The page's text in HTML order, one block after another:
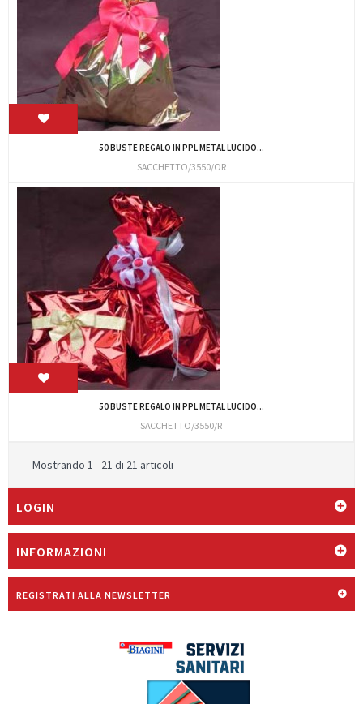
50 BUSTE REGALO IN PPL METAL LUCIDO...
SACCHETTO/3550/OR
50 BUSTE REGALO IN PPL METAL LUCIDO...
SACCHETTO/3550/R
Mostrando 1 - 21 di 21 articoli
LOGIN
INFORMAZIONI
REGISTRATI ALLA NEWSLETTER